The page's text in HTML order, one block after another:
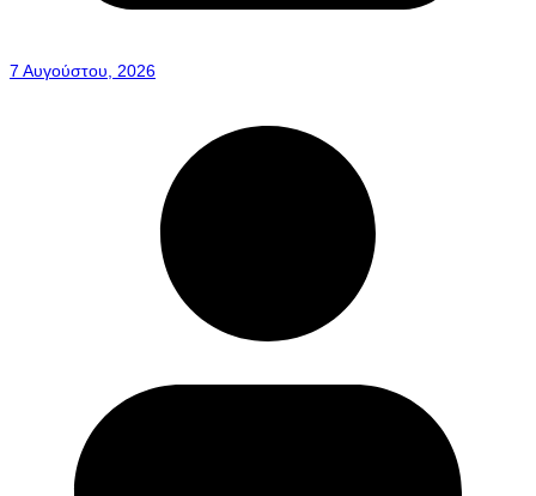
7 Αυγούστου, 2026